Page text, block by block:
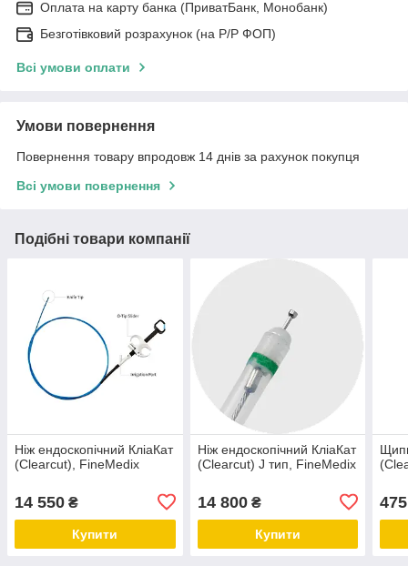
Оплата на карту банка (ПриватБанк, Монобанк)
Безготівковий розрахунок (на Р/Р ФОП)
Всі умови оплати
Умови повернення
Повернення товару впродовж 14 днів за рахунок покупця
Всі умови повернення
Подібні товари компанії
Ніж ендоскопічний КліаКат
(Clearcut), FineMedix
14 550 ₴
Купити
Ніж ендоскопічний КліаКат
(Clearcut) J тип, FineMedix
14 800₴
Купити
475